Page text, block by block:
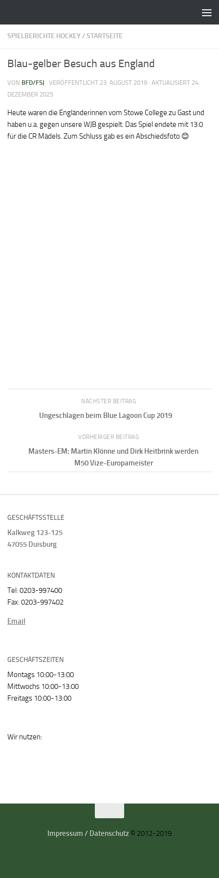
SPIELBERICHTE HOCKEY/STARTSEITE
Blau-gelber Besuch aus England
VON BFD/FSJ · VERÖFFENTLICHT 23. AUGUST 2019 · AKTUALISIERT 24.
DEZEMBER 2025
Heute waren die Engländerinnen vom Stowe College zu Gast und
haben u.a. gegen unsere WJB gespielt. Das Spiel endete mit 13:0
für die CR Mädels. Zum Schluss gab es ein Abschiedsfoto 😊
NÄCHSTER BEITRAG
Ungeschlagen beim Blue Lagoon Cup 2019
VORHERIGER BEITRAG
Masters-EM: Martin Klönne und Dirk Heitbrink werden
M50 Vize-Europameister
GESCHÄFTSSTELLE
Kalkweg 123-125
47055 Duisburg
KONTAKTDATEN
Tel: 0203-997400
Fax: 0203-997402
Email
GESCHÄFTSZEITEN
Montags 10:00-13:00
Mittwochs 10:00-13:00
Freitags 10:00-13:00
Wir nutzen:
Impressum / Datenschutz © 2012-2019